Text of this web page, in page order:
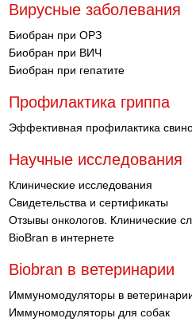
Вирусные заболевания
Биобран при ОРЗ
Биобран при ВИЧ
Биобран при гепатите
Профилактика гриппа
Эффективная профилактика
Научные исследования
Клинические исследования
Свидетельства и сертификаты
Отзывы онкологов. Клинические
BioBran в интернете
Biobran в ветеринарии
Иммуномодуляторы в
Иммуномодуляторы для собак